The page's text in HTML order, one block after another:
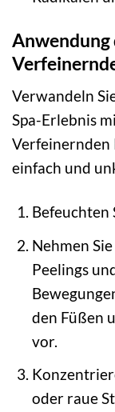
Anwendung
Verwandeln
Spa-Erlebnis
Verfeinernden
einfach und
Befeuchten
Nehmen
Peelings
den Füßen
vor.
oder raue